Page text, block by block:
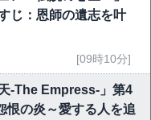
じ：恩師の遺志を叶
[09時10分]
-The Empress-」第4
恨の炎～愛する人を追